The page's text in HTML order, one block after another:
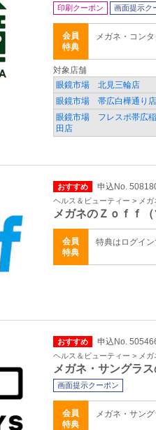
印刷クーポン 画面提示ク
会員
特典
メガネ・コン
対象店舗
眼鏡市場 北見三輪店
眼鏡市場 帯広白樺通り店
眼鏡市場 フレスポ帯広稲
田店
おすすめ 申込No.
ヘルス＆ビューティー > メ
メガネのＺｏｆｆ
会員
特典
特典はログイ
おすすめ 申込No.
ヘルス＆ビューティー > メ
メガネ・サングラ
画面提示クーポン
会員
特典
メガネ・サン